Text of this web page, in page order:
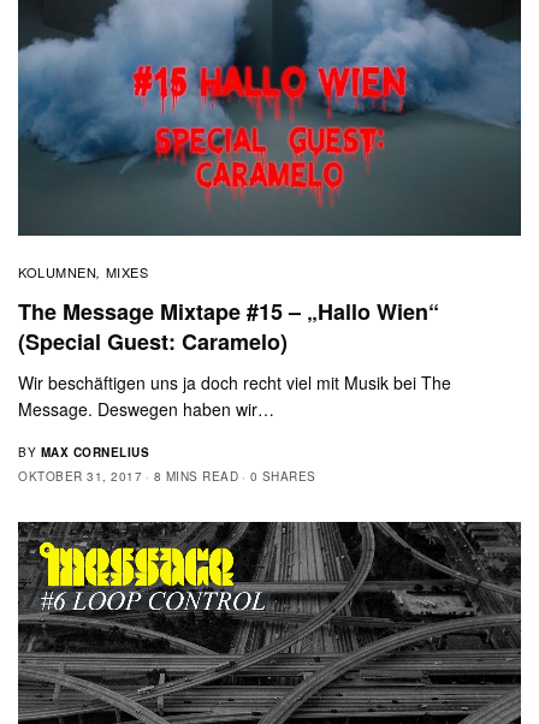
KOLUMNEN, MIXES
The Message Mixtape #15 – „Hallo Wien“
(Special Guest: Caramelo)
Wir beschäftigen uns ja doch recht viel mit Musik bei The
Message. Deswegen haben wir…
BY MAX CORNELIUS
OKTOBER 31, 2017
8 MINS READ 0 SHARES